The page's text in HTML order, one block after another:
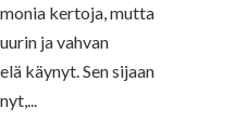
kertoja, mutta
ja vahvan
käynyt. Sen sijaan